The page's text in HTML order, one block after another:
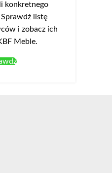
konkretnego
listę
i zobacz ich
Meble.